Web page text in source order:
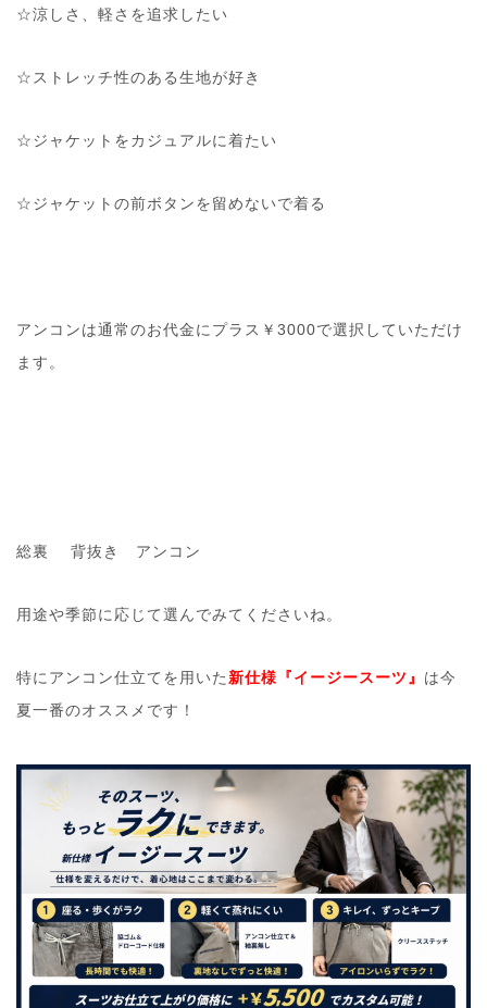
☆涼しさ、軽さを追求したい
☆ストレッチ性のある生地が好き
☆ジャケットをカジュアルに着たい
☆ジャケットの前ボタンを留めないで着る
アンコンは通常のお代金にプラス￥3000で選択していただけ
ます。
総裏 背抜き アンコン
用途や季節に応じて選んでみてくださいね。
特にアンコン仕立てを用いた 新仕様『イージースーツ』 は今
夏一番のオススメです！